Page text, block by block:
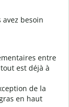
besoin
entre
est déjà à
de la
en haut